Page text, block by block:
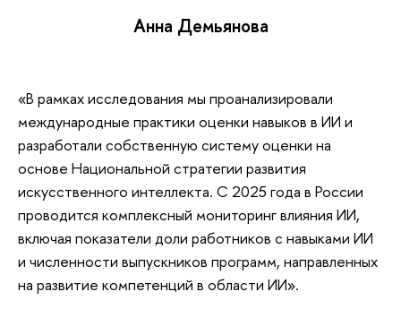
Анна Демьянова
«В рамках исследования мы проанализировали
международные практики оценки навыков в ИИ и
разработали собственную систему оценки на
основе Национальной стратегии развития
искусственного интеллекта. С 2025 года в России
проводится комплексный мониторинг влияния ИИ,
включая показатели доли работников с навыками ИИ
и численности выпускников программ, направленных
на развитие компетенций в области ИИ».